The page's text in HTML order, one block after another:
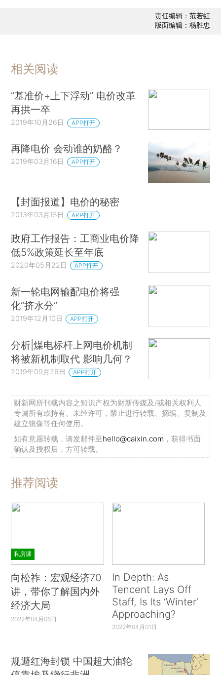
责任编辑：范若虹
版面编辑：杨胜忠
相关阅读
“基准价+上下浮动” 电价改革
再拱一卒
2019年10月26日 APP打开
再降电价 会动谁的奶酪？
2019年03月16日 APP打开
【封面报道】电价的秘密
2013年03月15日 APP打开
政府工作报告：工商业电价降
低5%政策延长至年底
2020年05月22日 APP打开
新一轮电网输配电价将强
化“挤水分”
2019年12月10日 APP打开
分析|煤电标杆上网电价机制
将被新机制取代 影响几何？
2019年09月26日 APP打开
财新网所刊载内容之知识产权为财新传媒及/或相关权利人
专属所有或持有。未经许可，禁止进行转载、摘编、复制及
建立镜像等任何使用。
如有意愿转载，请发邮件至hello@caixin.com ，获得书面
确认及授权后，方可转载。
推荐阅读
私房课
向松祚：宏观经济70
讲，带你了解国内外
经济大局
2022年04月06日
In Depth: As
Tencent Lays Off
Staff, Is Its ‘Winter’
Approaching?
2022年04月01日
规避红海封锁 中国超大油轮